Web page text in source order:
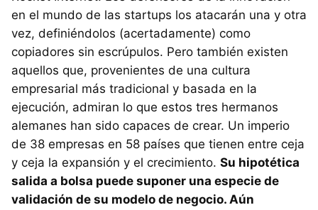
en el mundo de las startups los atacarán una y otra
vez, definiéndolos (acertadamente) como
copiadores sin escrúpulos. Pero también existen
aquellos que, provenientes de una cultura
empresarial más tradicional y basada en la
ejecución, admiran lo que estos tres hermanos
alemanes han sido capaces de crear. Un imperio
de 38 empresas en 58 países que tienen entre ceja
y ceja la expansión y el crecimiento. Su hipotética
salida a bolsa puede suponer una especie de
validación de su modelo de negocio. Aún